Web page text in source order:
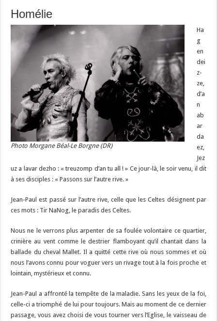
Homélie
Photo Morgane Béal-Le Borgne (DR)
Ha
g
en
dei
z-
ze,
d’a
n
ab
ar
da
ez,
Jez
uz a lavar dezho : « treuzomp d’an tu all ! » Ce jour-là, le soir venu, il dit
à ses disciples : « Passons sur l’autre rive. »
Jean-Paul est passé sur l’autre rive, celle que les Celtes désignent par
ces mots : Tir NaNog, le paradis des Celtes.
Nous ne le verrons plus arpenter de sa foulée volontaire ce quartier,
crinière au vent comme le destrier flamboyant qu’il chantait dans la
ballade du cheval Mallet. Il a quitté cette rive où nous sommes et où
nous l’avons connu pour voguer vers un rivage tout à la fois proche et
lointain, mystérieux et connu.
Jean-Paul a affronté la tempête de la maladie. Sans les yeux de la foi,
celle-ci a triomphé de lui pour toujours. Mais au moment de ce dernier
passage, vous avez choisi de vous tourner vers l’Eglise, le vaisseau de